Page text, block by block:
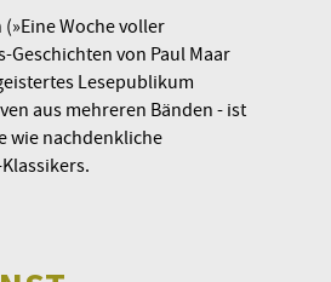
Woche voller
Geschichten von Paul Maar
Lesepublikum
aus mehreren Bänden - ist
wie nachdenkliche